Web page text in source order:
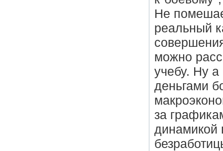
Не
реальный
можно
учебу. Ну
деньгами
за
динамикой